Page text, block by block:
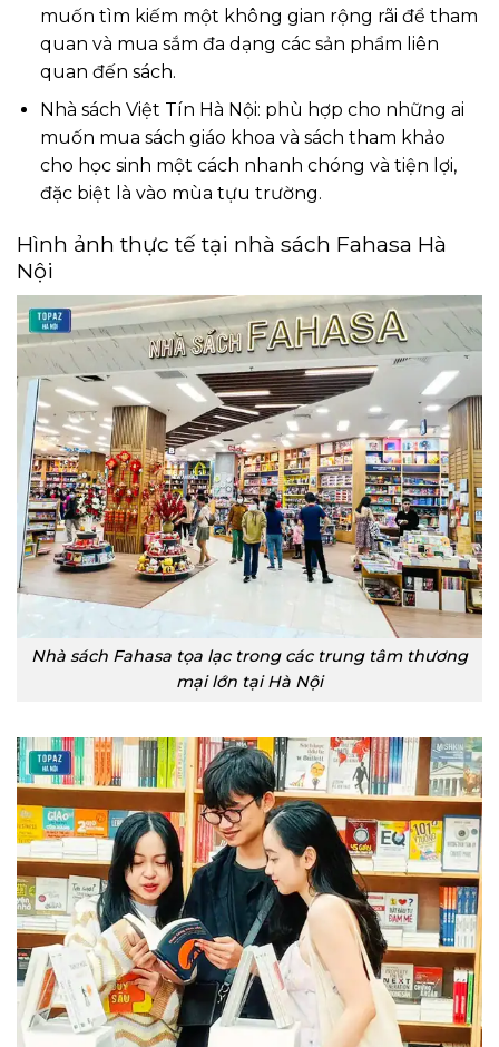
muốn tìm kiếm một không gian rộng rãi để tham
quan và mua sắm đa dạng các sản phẩm liên
quan đến sách.
Nhà sách Việt Tín Hà Nội: phù hợp cho những ai
muốn mua sách giáo khoa và sách tham khảo
cho học sinh một cách nhanh chóng và tiện lợi,
đặc biệt là vào mùa tựu trường.
Hình ảnh thực tế tại nhà sách Fahasa Hà
Nội
Nhà sách Fahasa tọa lạc trong các trung tâm thương
mại lớn tại Hà Nội